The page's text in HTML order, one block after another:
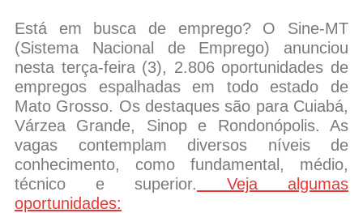
Está em busca de emprego? O Sine-MT
(Sistema Nacional de Emprego) anunciou
nesta terça-feira (3), 2.806 oportunidades de
empregos espalhadas em todo estado de
Mato Grosso. Os destaques são para Cuiabá,
Várzea Grande, Sinop e Rondonópolis. As
vagas contemplam diversos níveis de
conhecimento, como fundamental, médio,
técnico e superior. Veja algumas
oportunidades: